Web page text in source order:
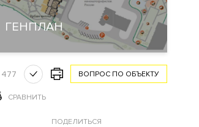
ГЕНПЛАН
477 ВОПРОС ПО ОБЪЕКТУ
СРАВНИТЬ
ПОДЕЛИТЬСЯ